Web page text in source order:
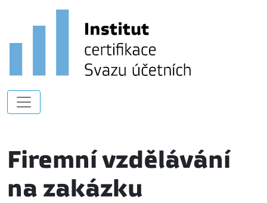
Firemní vzdělávání
na zakázku